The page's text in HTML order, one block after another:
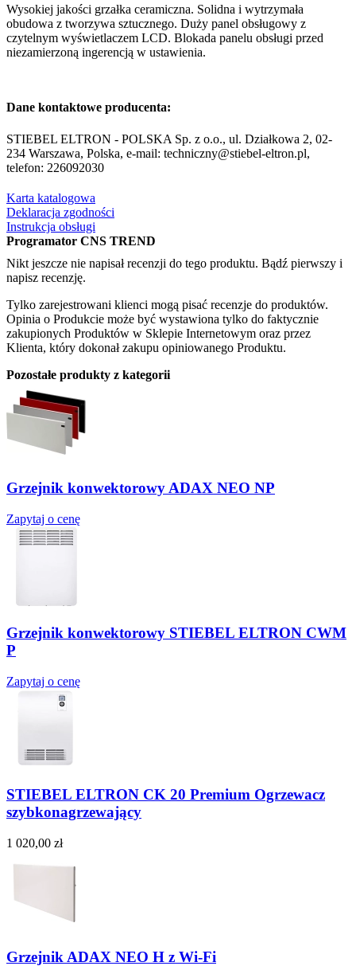
Wysokiej jakości grzałka ceramiczna. Solidna i wytrzymała
obudowa z tworzywa sztucznego. Duży panel obsługowy z
czytelnym wyświetlaczem LCD. Blokada panelu obsługi przed
niezamierzoną ingerencją w ustawienia.
Dane kontaktowe producenta:
STIEBEL ELTRON - POLSKA Sp. z o.o., ul. Działkowa 2, 02-
234 Warszawa, Polska, e-mail: techniczny@stiebel-eltron.pl,
telefon: 226092030
Karta katalogowa
Deklaracja zgodności
Instrukcja obsługi
Programator CNS TREND
Nikt jeszcze nie napisał recenzji do tego produktu. Bądź pierwszy i
napisz recenzję.
Tylko zarejestrowani klienci mogą pisać recenzje do produktów.
Opinia o Produkcie może być wystawiona tylko do faktycznie
zakupionych Produktów w Sklepie Internetowym oraz przez
Klienta, który dokonał zakupu opiniowanego Produktu.
Pozostałe produkty z kategorii
Grzejnik konwektorowy ADAX NEO NP
Zapytaj o cenę
Grzejnik konwektorowy STIEBEL ELTRON CWM
P
Zapytaj o cenę
STIEBEL ELTRON CK 20 Premium Ogrzewacz
szybkonagrzewający
1 020,00 zł
Grzejnik ADAX NEO H z Wi-Fi